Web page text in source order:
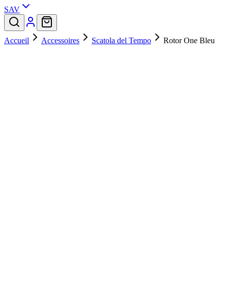
SAV
Accueil Accessoires Scatola del Tempo Rotor One Bleu